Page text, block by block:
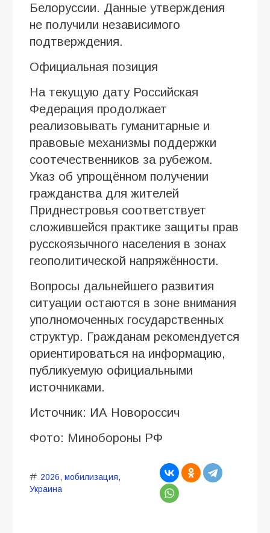
Белоруссии. Данные утверждения
не получили независимого
подтверждения.
Официальная позиция
На текущую дату Российская
Федерация продолжает
реализовывать гуманитарные и
правовые механизмы поддержки
соотечественников за рубежом.
Указ об упрощённом получении
гражданства для жителей
Приднестровья соответствует
сложившейся практике защиты прав
русскоязычного населения в зонах
геополитической напряжённости.
Вопросы дальнейшего развития
ситуации остаются в зоне внимания
уполномоченных государственных
структур. Гражданам рекомендуется
ориентироваться на информацию,
публикуемую официальными
источниками.
Источник: ИА Новороссич
Фото: Минобороны РФ
2026, мобилизация,
Украина